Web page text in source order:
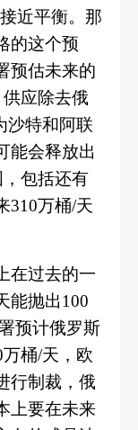
近平衡。那
的这个预
预估未来的
应除去俄
沙特和阿联
能会释放出
包括还有
310万桶/天
在过去的一
能抛出100
预计俄罗斯
桶/天，欧
行制裁，俄
上要在未来